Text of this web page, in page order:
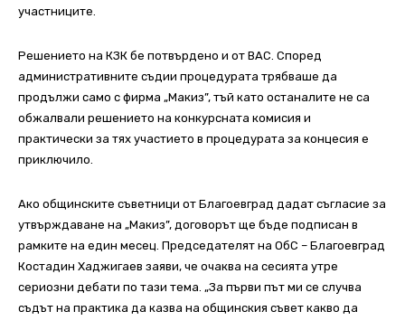
участниците.
Решението на КЗК бе потвърдено и от ВАС. Според
административните съдии процедурата трябваше да
продължи само с фирма „Макиз”, тъй като останалите не са
обжалвали решението на конкурсната комисия и
практически за тях участието в процедурата за концесия е
приключило.
Ако общинските съветници от Благоевград дадат съгласие за
утвърждаване на „Макиз”, договорът ще бъде подписан в
рамките на един месец. Председателят на ОбС – Благоевград
Костадин Хаджигаев заяви, че очаква на сесията утре
сериозни дебати по тази тема. „За първи път ми се случва
съдът на практика да казва на общинския съвет какво да